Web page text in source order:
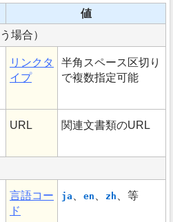
値
場合）
リンクタ
イプ
半角スペース区切り
で複数指定可能
URL 関連文書類のURL
言語コー
ド
ja en zh 、等